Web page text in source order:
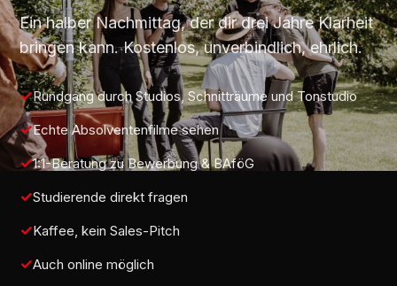
Ein halber Nachmittag, der dir drei Jahre Klarheit
bringen kann. Kostenlos, unverbindlich, ehrlich.
Rundgang durch Studios, Schnitträume und Tonstudio
Echte Absolventenfilme sehen
1:1-Beratung zu Bewerbung & BAföG
Studierende direkt fragen
Kaffee, kein Sales-Pitch
Auch online möglich